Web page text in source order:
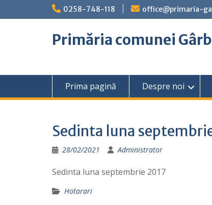
0258-748-118 office@primaria-
Primăria comunei
Prima pagină Despre noi
Sedinta luna
28/02/2021 Administrator
Sedinta luna septembrie 2017
Hotarari